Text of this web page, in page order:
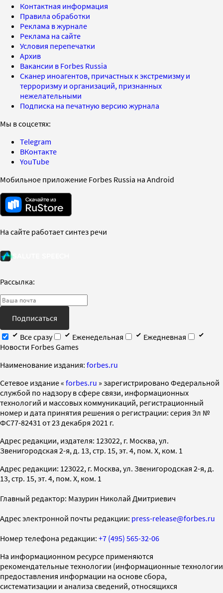
Контактная информация
Правила обработки
Реклама в журнале
Реклама на сайте
Условия перепечатки
Архив
Вакансии в Forbes Russia
Сканер иноагентов, причастных к экстремизму и
терроризму и организаций, признанных
нежелательными
Подписка на печатную версию журнала
Мы в соцсетях:
Telegram
ВКонтакте
YouTube
Мобильное приложение Forbes Russia на Android
На сайте работает синтез речи
Рассылка:
Подписаться
Все сразу
Еженедельная
Ежедневная
Новости Forbes Games
Наименование издания: forbes.ru
Cетевое издание « forbes.ru » зарегистрировано Федеральной
службой по надзору в сфере связи, информационных
технологий и массовых коммуникаций, регистрационный
номер и дата принятия решения о регистрации: серия Эл №
ФС77-82431 от 23 декабря 2021 г.
Адрес редакции, издателя: 123022, г. Москва, ул.
Звенигородская 2-я, д. 13, стр. 15, эт. 4, пом. X, ком. 1
Адрес редакции: 123022, г. Москва, ул. Звенигородская 2-я, д.
13, стр. 15, эт. 4, пом. X, ком. 1
Главный редактор: Мазурин Николай Дмитриевич
Адрес электронной почты редакции: press-release@forbes.ru
Номер телефона редакции: +7 (495) 565-32-06
На информационном ресурсе применяются
рекомендательные технологии (информационные технологии
предоставления информации на основе сбора,
систематизации и анализа сведений, относящихся